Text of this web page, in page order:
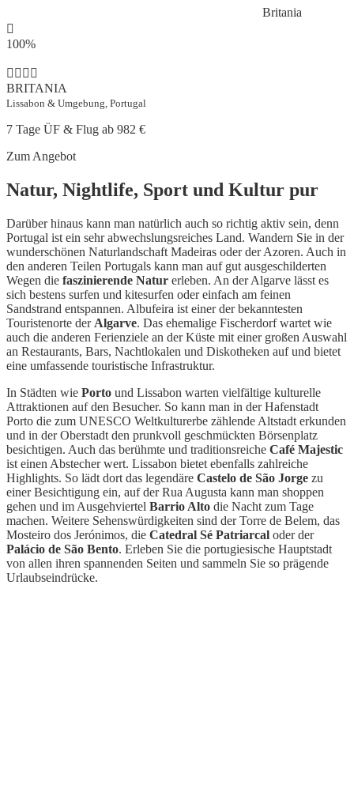
Britania
100%
BRITANIA
Lissabon & Umgebung, Portugal
7 Tage ÜF & Flug ab 982 €
Zum Angebot
Natur, Nightlife, Sport und Kultur pur
Darüber hinaus kann man natürlich auch so richtig aktiv sein, denn
Portugal ist ein sehr abwechslungsreiches Land. Wandern Sie in der
wunderschönen Naturlandschaft Madeiras oder der Azoren. Auch in
den anderen Teilen Portugals kann man auf gut ausgeschilderten
Wegen die faszinierende Natur erleben. An der Algarve lässt es
sich bestens surfen und kitesurfen oder einfach am feinen
Sandstrand entspannen. Albufeira ist einer der bekanntesten
Touristenorte der Algarve. Das ehemalige Fischerdorf wartet wie
auch die anderen Ferienziele an der Küste mit einer großen Auswahl
an Restaurants, Bars, Nachtlokalen und Diskotheken auf und bietet
eine umfassende touristische Infrastruktur.
In Städten wie Porto und Lissabon warten vielfältige kulturelle
Attraktionen auf den Besucher. So kann man in der Hafenstadt
Porto die zum UNESCO Weltkulturerbe zählende Altstadt erkunden
und in der Oberstadt den prunkvoll geschmückten Börsenplatz
besichtigen. Auch das berühmte und traditionsreiche Café Majestic
ist einen Abstecher wert. Lissabon bietet ebenfalls zahlreiche
Highlights. So lädt dort das legendäre Castelo de São Jorge zu
einer Besichtigung ein, auf der Rua Augusta kann man shoppen
gehen und im Ausgehviertel Barrio Alto die Nacht zum Tage
machen. Weitere Sehenswürdigkeiten sind der Torre de Belem, das
Mosteiro dos Jerónimos, die Catedral Sé Patriarcal oder der
Palácio de São Bento. Erleben Sie die portugiesische Hauptstadt
von allen ihren spannenden Seiten und sammeln Sie so prägende
Urlaubseindrücke.